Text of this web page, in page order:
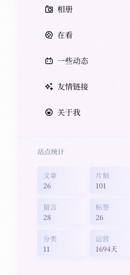
相册
在看
一些动态
友情链接
关于我
站点统计
文章
26
片刻
101
留言
28
标签
26
分类
11
运营
1694天